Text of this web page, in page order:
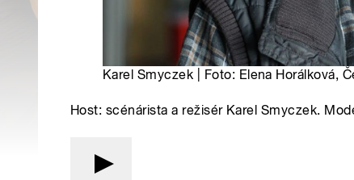
Karel Smyczek | Foto: Elena Horálková,
Host: scénárista a režisér Karel Smyczek.